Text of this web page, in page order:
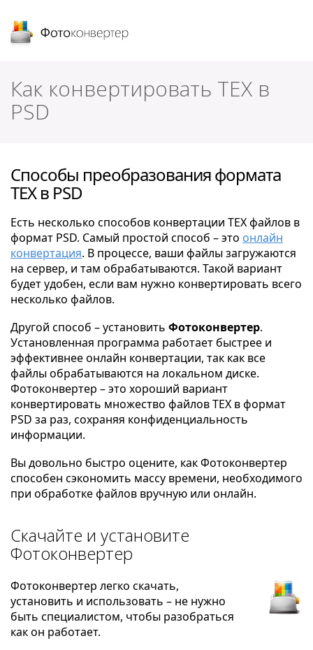
Как конвертировать TEX в
PSD
Способы преобразования формата
TEX в PSD
Есть несколько способов конвертации TEX файлов в
формат PSD. Самый простой способ – это онлайн
конвертация. В процессе, ваши файлы загружаются
на сервер, и там обрабатываются. Такой вариант
будет удобен, если вам нужно конвертировать всего
несколько файлов.
Другой способ – установить Фотоконвертер.
Установленная программа работает быстрее и
эффективнее онлайн конвертации, так как все
файлы обрабатываются на локальном диске.
Фотоконвертер – это хороший вариант
конвертировать множество файлов TEX в формат
PSD за раз, сохраняя конфиденциальность
информации.
Вы довольно быстро оцените, как Фотоконвертер
способен сэкономить массу времени, необходимого
при обработке файлов вручную или онлайн.
Скачайте и установите
Фотоконвертер
Фотоконвертер легко скачать,
установить и использовать – не нужно
быть специалистом, чтобы разобраться
как он работает.